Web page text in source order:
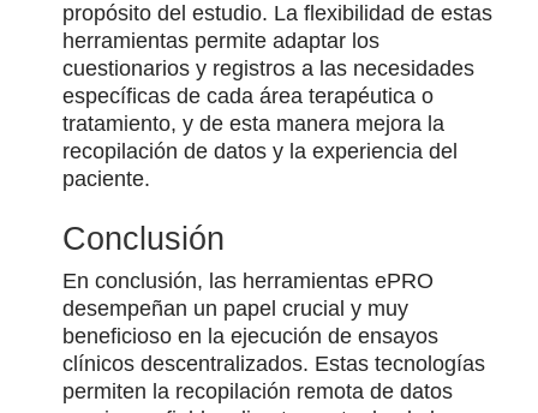
propósito del estudio. La flexibilidad de estas
herramientas permite adaptar los
cuestionarios y registros a las necesidades
específicas de cada área terapéutica o
tratamiento, y de esta manera mejora la
recopilación de datos y la experiencia del
paciente.
Conclusión
En conclusión, las herramientas ePRO
desempeñan un papel crucial y muy
beneficioso en la ejecución de ensayos
clínicos descentralizados. Estas tecnologías
permiten la recopilación remota de datos